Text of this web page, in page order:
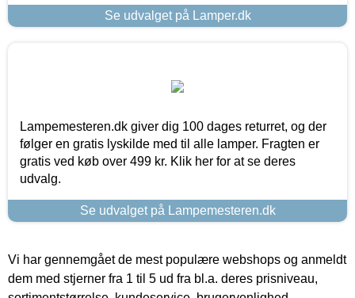
Se udvalget på Lamper.dk
Lampemesteren.dk giver dig 100 dages returret, og der
følger en gratis lyskilde med til alle lamper. Fragten er
gratis ved køb over 499 kr. Klik her for at se deres
udvalg.
Se udvalget på Lampemesteren.dk
Vi har gennemgået de mest populære webshops og anmeldt
dem med stjerner fra 1 til 5 ud fra bl.a. deres prisniveau,